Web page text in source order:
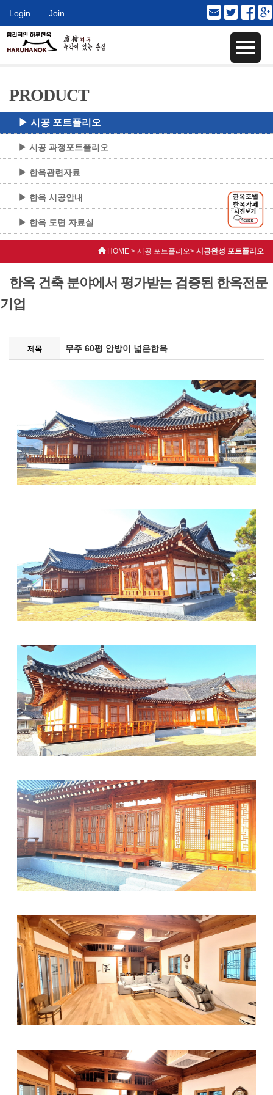
Login Join
PRODUCT
▶ 시공 포트폴리오
▶ 시공 과정포트폴리오
▶ 한옥관련자료
▶ 한옥 시공안내
▶ 한옥 도면 자료실
HOME > 시공 포트폴리오> 시공완성 포트폴리오
한옥 건축 분야에서 평가받는 검증된 한옥전문
기업
제목 무주 60평 안방이 넓은한옥